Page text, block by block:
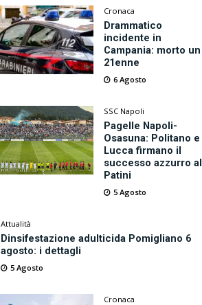
Cronaca
Drammatico
incidente in
Campania: morto un
21enne
6 Agosto
SSC Napoli
Pagelle Napoli-
Osasuna: Politano e
Lucca firmano il
successo azzurro al
Patini
5 Agosto
Attualità
Dinsifestazione adulticida Pomigliano 6
agosto: i dettagli
5 Agosto
Cronaca